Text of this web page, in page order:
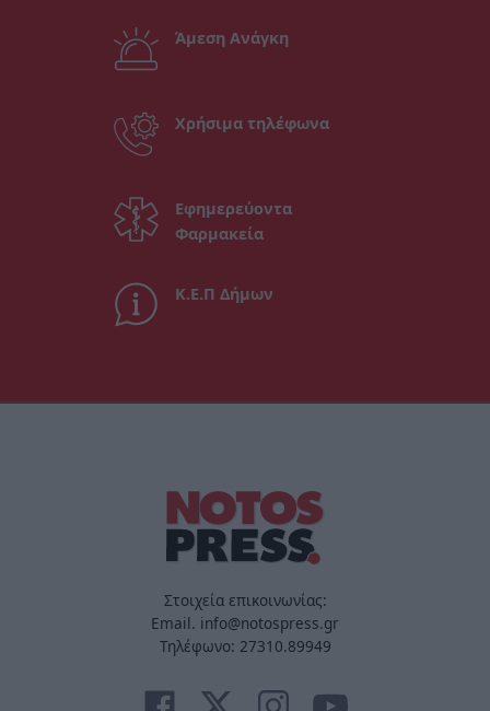
Άμεση Ανάγκη
Χρήσιμα τηλέφωνα
Εφημερεύοντα
Φαρμακεία
Κ.Ε.Π Δήμων
Στοιχεία επικοινωνίας:
Email. info@notospress.gr
Τηλέφωνο: 27310.89949